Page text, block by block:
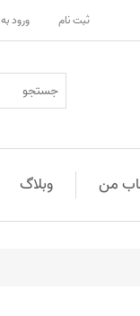
ثبت نام ورود
من وبلاگ